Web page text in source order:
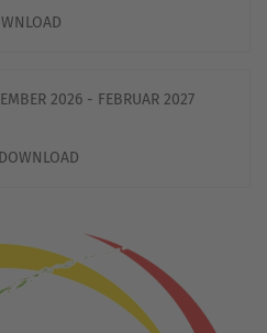
2026 - FEBRUAR 2027